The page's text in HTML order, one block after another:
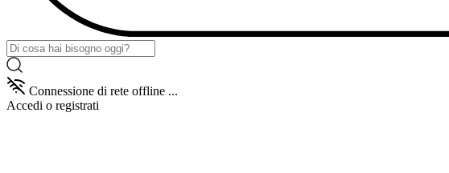
Connessione di rete offline ...
Accedi o registrati